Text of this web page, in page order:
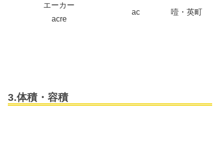
エーカー
acre
ac 噎・英町
3.体積・容積